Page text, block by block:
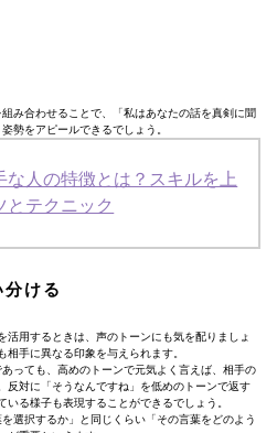
み合わせることで、「私はあなたの話を真剣に聞
勢をアピールできるでしょう。
な人の特徴とは？スキルを上
とテクニック
ける
活用するときは、声のトーンにも気を配りましょ
相手に異なる印象を与えられます。
っても、高めのトーンで元気よく言えば、相手の
反対に「そうなんですね」を低めのトーンで返す
いる様子も表現することができるでしょう。
選択するか」と同じくらい「その言葉をどのよう